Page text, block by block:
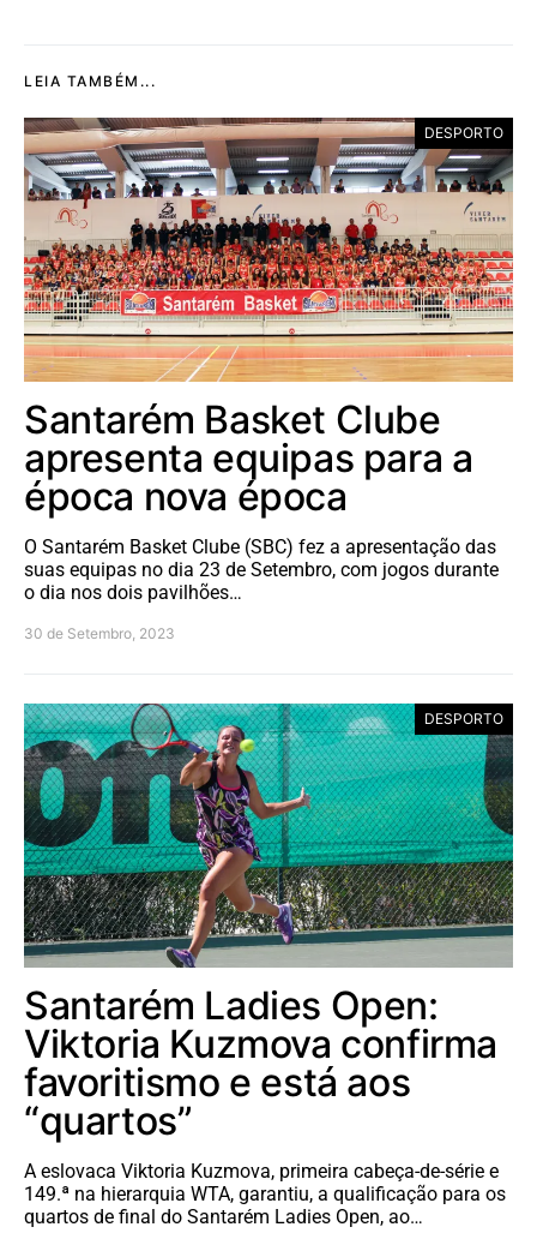
LEIA TAMBÉM...
DESPORTO
Santarém Basket Clube
apresenta equipas para a
época nova época
O Santarém Basket Clube (SBC) fez a apresentação das
suas equipas no dia 23 de Setembro, com jogos durante
o dia nos dois pavilhões…
30 de Setembro, 2023
DESPORTO
Santarém Ladies Open:
Viktoria Kuzmova confirma
favoritismo e está aos
“quartos”
A eslovaca Viktoria Kuzmova, primeira cabeça-de-série e
149.ª na hierarquia WTA, garantiu, a qualificação para os
quartos de final do Santarém Ladies Open, ao…